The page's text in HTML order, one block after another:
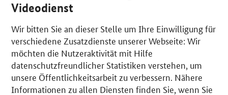
Videodienst
Wir bitten Sie an dieser Stelle um Ihre Einwilligung für
verschiedene Zusatzdienste unserer Webseite: Wir
möchten die Nutzeraktivität mit Hilfe
datenschutzfreundlicher Statistiken verstehen, um
unsere Öffentlichkeitsarbeit zu verbessern. Nähere
Informationen zu allen Diensten finden Sie, wenn Sie